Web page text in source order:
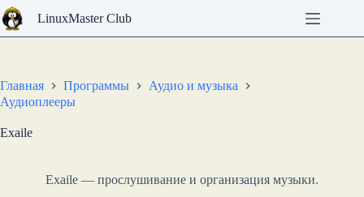
Перейти
к
сути
LinuxMaster Club
Главная Программы
Аудио и музыка
Аудиоплееры
Exaile
Exaile — прослушивание и организация музыки.